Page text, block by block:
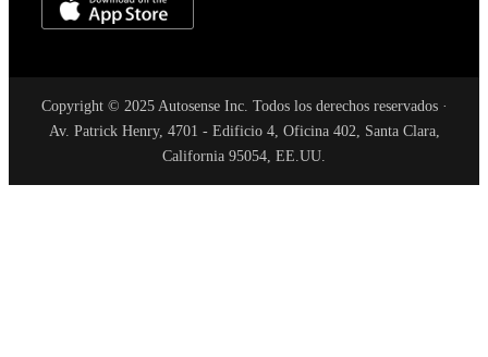
Copyright © 2025 Autosense Inc. Todos los derechos reservados ·
Av. Patrick Henry, 4701 - Edificio 4, Oficina 402, Santa Clara,
California 95054, EE.UU.